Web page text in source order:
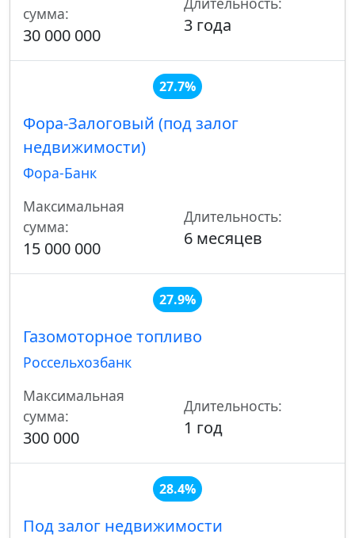
сумма:
30 000 000 3 года
27.7%
Фора-Залоговый (под залог
недвижимости)
Фора-Банк
Максимальная
сумма:
15 000 000
Длительность:
6 месяцев
27.9%
Газомоторное топливо
Россельхозбанк
Максимальная
сумма:
300 000
Длительность:
1 год
28.4%
Под залог недвижимости